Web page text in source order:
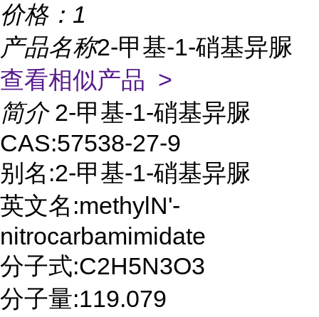
价格： 1
产品名称2-甲基-1-硝基异脲
查看相似产品 >
简介 2-甲基-1-硝基异脲
CAS:57538-27-9
别名:2-甲基-1-硝基异脲
英文名:methylN'-
nitrocarbamimidate
分子式:C2H5N3O3
分子量:119.079